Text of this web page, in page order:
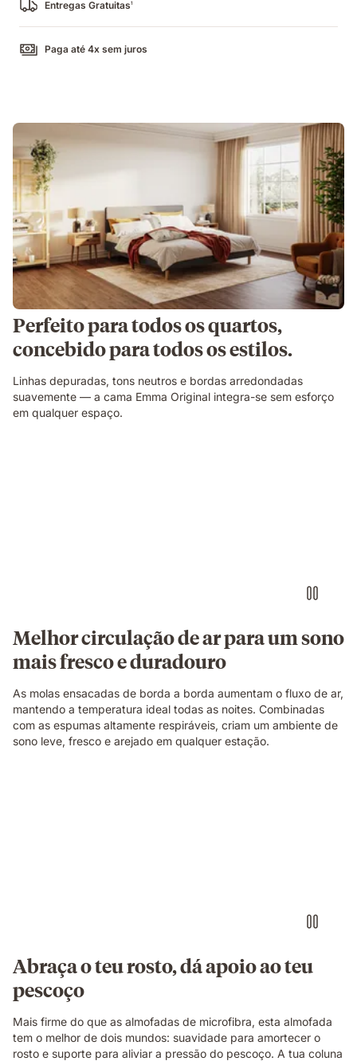
Entregas Gratuitas1
Paga até 4x sem juros
Perfeito para todos os quartos,
concebido para todos os estilos.
Linhas depuradas, tons neutros e bordas arredondadas
suavemente — a cama Emma Original integra-se sem esforço
em qualquer espaço.
Melhor circulação de ar para um sono
mais fresco e duradouro
As molas ensacadas de borda a borda aumentam o fluxo de ar,
mantendo a temperatura ideal todas as noites. Combinadas
com as espumas altamente respiráveis, criam um ambiente de
sono leve, fresco e arejado em qualquer estação.
Abraça o teu rosto, dá apoio ao teu
pescoço
Mais firme do que as almofadas de microfibra, esta almofada
tem o melhor de dois mundos: suavidade para amortecer o
rosto e suporte para aliviar a pressão do pescoço. A tua coluna